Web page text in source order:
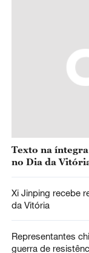
Texto na
no Dia da
Xi Jinping recebe
da Vitória
Representantes
guerra de